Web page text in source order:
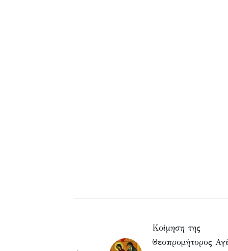
Κοίμηση της
Θεοπρομήτορος